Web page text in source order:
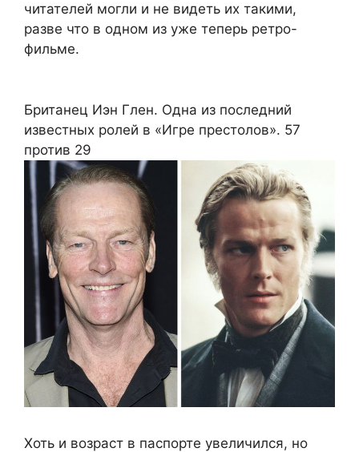
читателей могли и не видеть их такими,
разве что в одном из уже теперь ретро-
фильме.
Британец Иэн Глен. Одна из последний
известных ролей в «Игре престолов». 57
против 29
Хоть и возраст в паспорте увеличился, но